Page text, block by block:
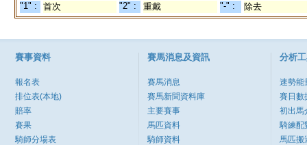
"1" :
首次 "2" : 重戴 "-" : 除去
賽事資料
報名表
排位表(本地)
賠率
賽果
騎師分場表
賽馬消息及資訊
賽馬消息
賽馬新聞資料庫
主要賽事
馬匹資料
騎師資料
分析
速勢能
賽日數
初出馬
騎練配
馬匹搬